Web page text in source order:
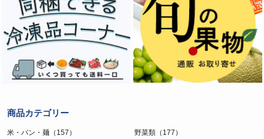
商品カテゴリー
米・パン・麺（157） 野菜類（177）